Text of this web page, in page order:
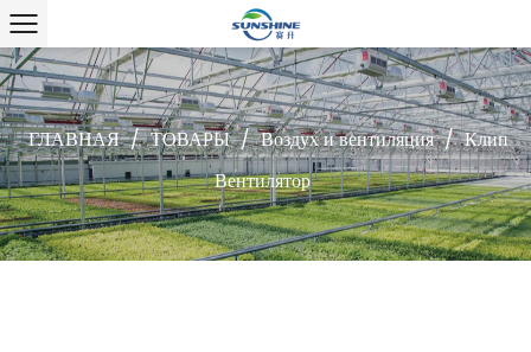
ГЛАВНАЯ / ТОВАРЫ / Воздух и вентиляция / Клип
Вентилятор